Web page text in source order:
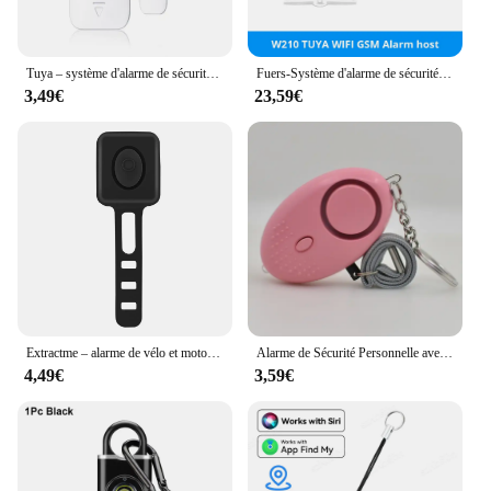
3,49€
Fuers-Système d'alarme de sécurité filaire sans fil intelligent Tuya, capteur de mouvement, 433 Z successifs, 4G, 2G, 101, alarme antivol, lien de zone, Alexa, Google
23,59€
4,49€
Alarme de Sécurité Personnelle avec Lumières LED pour Homme, Femme et Enfant, 130db
3,59€